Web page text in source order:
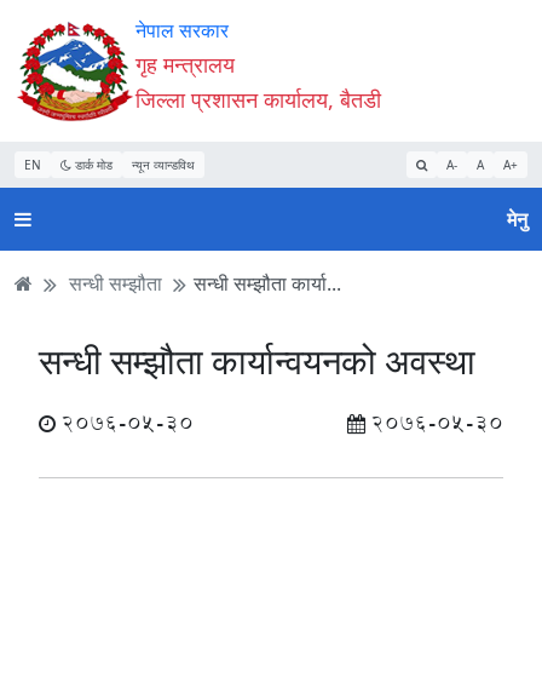
Accessibility
Mode
सुरु
गर्नुहोस्
सामाग्री
पढ्नुहाेस्
नेभिगेसन
पढ्नुहाेस्
वेबसाइट
खोजमा
जानुहोस्
नेपाल सरकार
गृह मन्त्रालय
जिल्ला प्रशासन कार्यालय, बैतडी
EN डार्क मोड न्यून व्यान्डविथ A- A A+
मेनु
सन्धी सम्झौता सन्धी सम्झौता कार्या...
सन्धी सम्झौता कार्यान्वयनको अवस्था
2076-05-30 2076-05-30